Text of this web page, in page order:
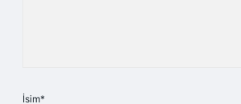
İsim*